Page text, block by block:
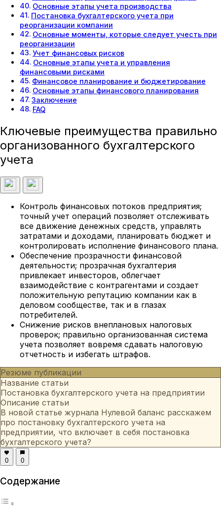
Основные этапы учета производства
Постановка бухгалтерского учета при
реорганизации компании
Основные моменты, которые следует учесть при
реорганизации
Учет финансовых рисков
Основные этапы учета и управления
финансовыми рисками
Финансовое планирование и бюджетирование
Основные этапы финансового планирования
Заключение
FAQ
Ключевые преимущества правильно
организованного бухгалтерского
учета
Контроль финансовых потоков предприятия;
точный учет операций позволяет отслеживать
все движение денежных средств, управлять
затратами и доходами, планировать бюджет и
контролировать исполнение финансового плана.
Обеспечение прозрачности финансовой
деятельности; прозрачная бухгалтерия
привлекает инвесторов, облегчает
взаимодействие с контрагентами и создает
положительную репутацию компании как в
деловом сообществе, так и в глазах
потребителей.
Снижение рисков внеплановых налоговых
проверок; правильно организованная система
учета позволяет вовремя сдавать налоговую
отчетность и избегать штрафов.
Резюме публикации
Название статьи
Постановка бухгалтерского учета на предприятии
Описание статьи
В новой статье журнала Нулевой баланс расскажем
про постановку бухгалтерского учета на
предприятии, что включает в себя постановка
бухгалтерского учета?
0 0
Содержание